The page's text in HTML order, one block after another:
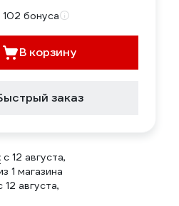
бонуса
В корзину
заказ
c 12 августа,
1 магазина
12 августа,